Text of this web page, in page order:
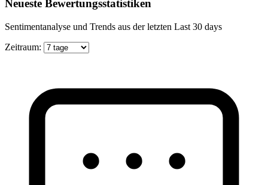
Neueste Bewertungsstatistiken
Sentimentanalyse und Trends aus der letzten Last 30 days
Zeitraum: